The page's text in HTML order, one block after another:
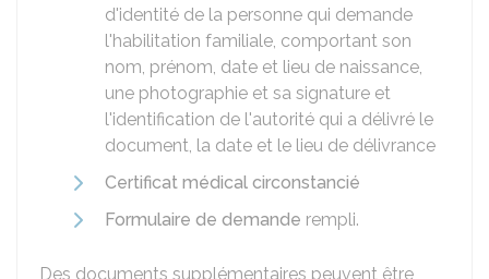
d'identité de la personne qui demande
l'habilitation familiale, comportant son
nom, prénom, date et lieu de naissance,
une photographie et sa signature et
l'identification de l'autorité qui a délivré le
document, la date et le lieu de délivrance
Certificat médical circonstancié
Formulaire de demande rempli.
Des documents supplémentaires peuvent être